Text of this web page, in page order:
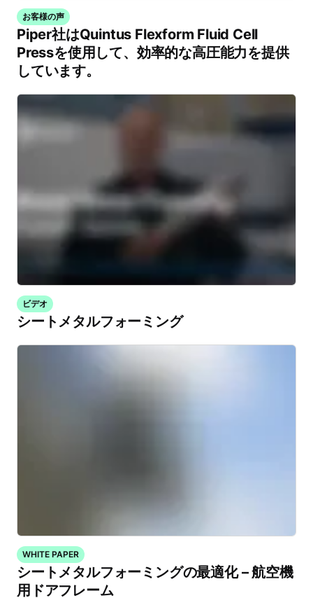
お客様の声
Piper社はQuintus Flexform Fluid Cell
Pressを使用して、効率的な高圧能力を提供
しています。
ビデオ
シートメタルフォーミング
WHITE PAPER
シートメタルフォーミングの最適化 – 航空機
用ドアフレーム